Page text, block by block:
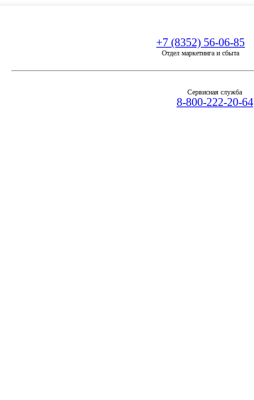
+7 (8352) 56-06-85
Отдел маркетинга и сбыта
Сервисная служба
8-800-222-20-64